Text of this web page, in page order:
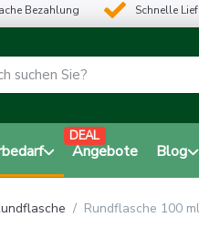
Bezahlung Schnelle
Angebote
DEAL
Blog
Rundflasche 100